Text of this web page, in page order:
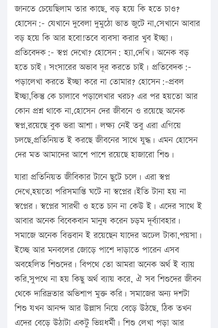
জানতে চেয়েছিলাম তার কাছে, বড় হয়ে কি হতে চাও?
হোসেন:- যেখানে দুবেলা দুমুঠো ভাত জুটে না,সেখানে আবার
বড় হয়ে কি আর হবো!তবে ব্যবসা করার খুব ইচ্ছা।
প্রতিবেদক:- স্বপ্ন দেখো? হোসেন: হ্যা,দেখি। অনেক বড়
হতে চাই। সংসারের অভাব দূর করতে চাই। প্রতিবেদক:-
পড়ালেখা করতে ইচ্ছা করে না তোমার? হোসেন:-প্রবল
ইচ্ছা,কিন্তু কে চালাবে পড়ালেখার খরচ? এর পর হয়তো আর
কোন প্রশ্ন থাকে না,হোসেন দের জীবনে ও রয়েছে অনেক
স্বপ্ন,রয়েছে বুক ভরা আশা। লক্ষ্য নেই তবু এরা এগিয়ে
চলছে,প্রতিনিয়ত ই করছে জীবনের সাথে যুদ্ধ। এমন হোসেন
দের মত আমাদের আশে পাশে রয়েছে হাজারো শিশু।
যারা প্রতিনিয়ত জীবিকার টানে ছুটে চলে। এরা স্বপ্ন
দেখে,হয়তো পরিসমাপ্তি ঘটে না স্বপ্নের।ইতি টানা হয় না
স্বপ্নের। স্বপ্নের সারথী ও হতে চান না কেউ ই। এদের সাথে ই
আবার অনেক বিবেকবান মানুষ করেন চড়ম দূর্ব্যাবহার।
সমাজে অনেক বিত্তবান ই রয়েছেন যাদের অঢেল টাকা,পয়সা।
ইচ্ছে আর মনবলের জোড়ে পাশে দাড়াতে পারেন এসব
অবহেলিত শিশুদের। বিপথে তো আমরা অনেক অর্থ ই ব্যায়
করি,সুপথে না হয় কিছু অর্থ ব্যায় করে, ঐ সব শিশুদের জীবন
থেকে দারিদ্রতার অভিশাপ মুক্ত করি। সমাজের অন্য দশটা
শিশু যখন আনন্দ আর উল্লাস নিয়ে বেড়ে উঠছে, ঠিক তখন
এদের বেড়ে উঠাটা একটু ভিন্নধর্মী। শিশু লেখা পড়া আর